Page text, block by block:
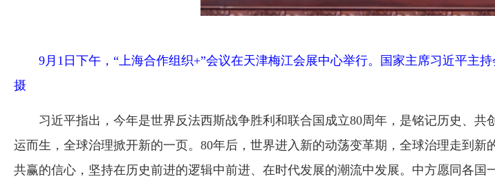
9月1日下午，“上海合作组织+”会议在天津梅江会展中心举行。国家主席习近平
摄
习近平指出，今年是世界反法西斯战争胜利和联合国成立80周年，是铭记历史、
运而生，全球治理掀开新的一页。80年后，世界进入新的动荡变革期，全球治理走到
共赢的信心，坚持在历史前进的逻辑中前进、在时代发展的潮流中发展。中方愿同各